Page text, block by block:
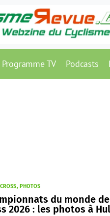
Programme TV Podcasts
PHOTOS
du monde
2026 : les photos à